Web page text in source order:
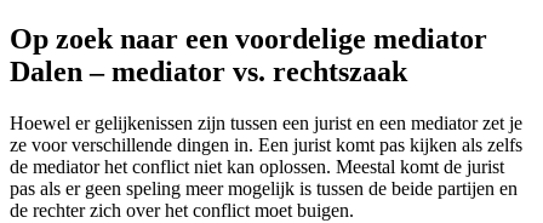
Op zoek naar een voordelige mediator
Dalen – mediator vs. rechtszaak
Hoewel er gelijkenissen zijn tussen een jurist en een mediator zet je
ze voor verschillende dingen in. Een jurist komt pas kijken als zelfs
de mediator het conflict niet kan oplossen. Meestal komt de jurist
pas als er geen speling meer mogelijk is tussen de beide partijen en
de rechter zich over het conflict moet buigen.